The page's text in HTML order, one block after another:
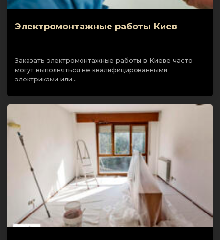
Электромонтажные работы Киев
Заказать электромонтажные работы в Киеве часто
могут выполняться не квалифицированными
электриками или…